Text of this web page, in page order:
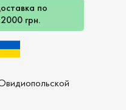
по
грн.